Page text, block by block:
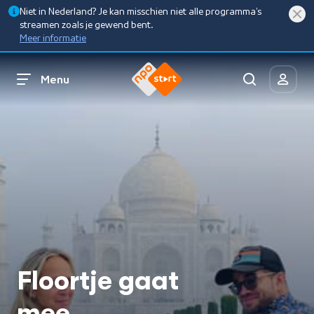
Niet in Nederland? Je kan misschien niet alle programma’s
streamen zoals je gewend bent.
Meer informatie
Menu
Floortje gaat